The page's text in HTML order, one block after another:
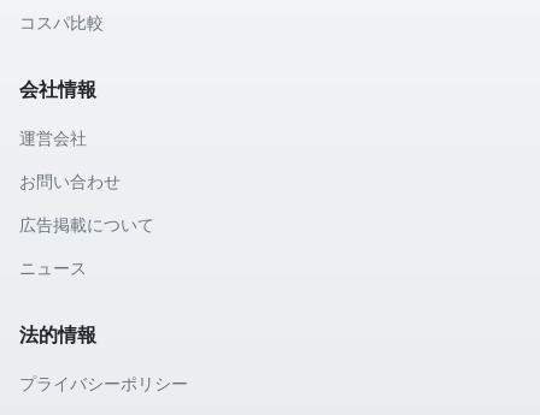
コスパ比較
会社情報
運営会社
お問い合わせ
広告掲載について
ニュース
法的情報
プライバシーポリシー